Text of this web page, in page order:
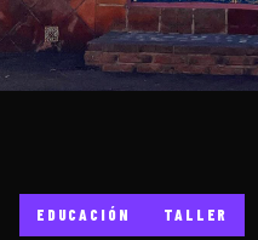
EDUCACIÓN TALLER